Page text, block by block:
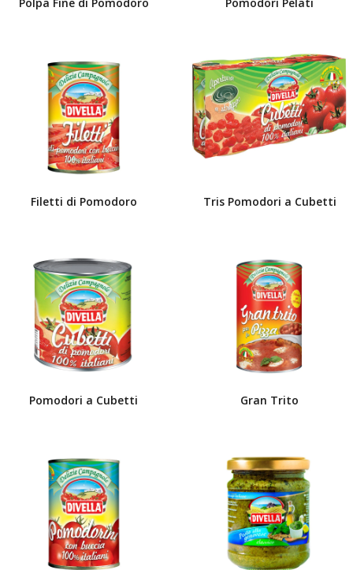
Filetti di Pomodoro Tris Pomodori a Cubetti
Pomodori a Cubetti Gran Trito